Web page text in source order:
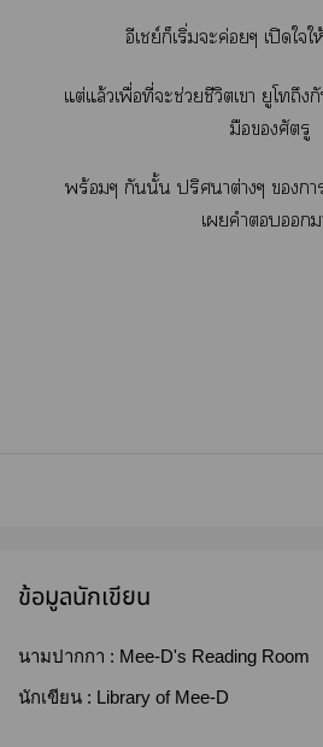
อีเชย์ก็เริ่มะค่อยๆ เปิดใ
แต่แล้วเพื่อที่ะช่วยชีวิตเา ยูโถึง
มือศัตรู
พร้อมๆ กันนั้น ปริศนาต่างๆ า
เคำ
ข้อมูลนักเขียน
นามปากกา : Mee-D's Reading Room
นักเขียน : Library of Mee-D